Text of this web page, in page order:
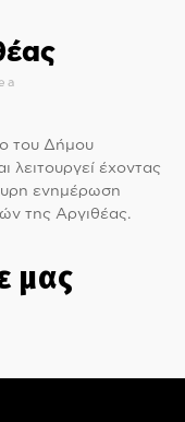
του Δήμου
λειτουργεί έχοντας
ενημέρωση
της Αργιθέας.
μας